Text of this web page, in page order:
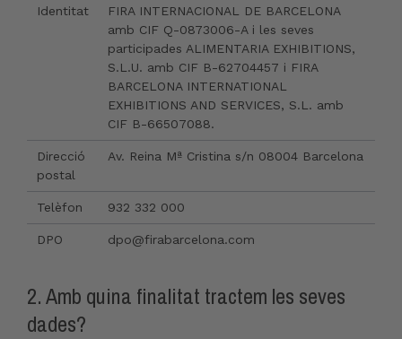
Identitat
FIRA INTERNACIONAL DE BARCELONA
amb CIF Q-0873006-A i les seves
participades ALIMENTARIA EXHIBITIONS,
S.L.U. amb CIF B-62704457 i FIRA
BARCELONA INTERNATIONAL
EXHIBITIONS AND SERVICES, S.L. amb
CIF B-66507088.
Direcció
postal
Av. Reina Mª Cristina s/n 08004 Barcelona
Telèfon 932 332 000
DPO dpo@firabarcelona.com
2. Amb quina finalitat tractem les seves
dades?